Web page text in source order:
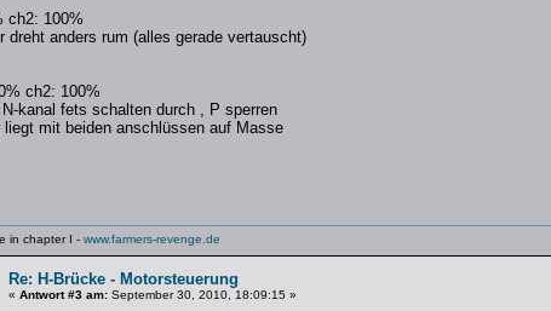
ch2: 100%
dreht anders rum (alles gerade vertauscht)
ch2: 100%
kanal fets schalten durch , P sperren
liegt mit beiden anschlüssen auf Masse
in chapter I - www.farmers-revenge.de
Re: H-Brücke - Motorsteuerung
« Antwort #3 am: September 30, 2010, 18:09:15 »